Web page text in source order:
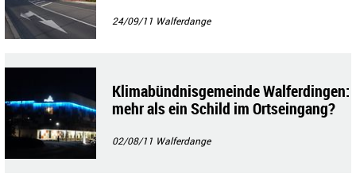
24/09/11 Walferdange
Klimabündnisgemeinde Walferdingen:
mehr als ein Schild im Ortseingang?
02/08/11 Walferdange